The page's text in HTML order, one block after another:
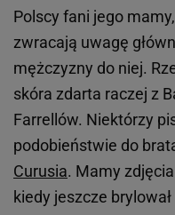
Polscy fani jego mamy,
zwracają uwagę
mężczyzny do niej.
skóra zdarta raczej z
Farrellów. Niektórzy
podobieństwie do
Curusia. Mamy
kiedy jeszcze